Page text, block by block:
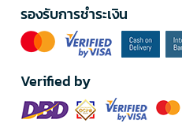
รองรับการชำระเงิน
Verified by